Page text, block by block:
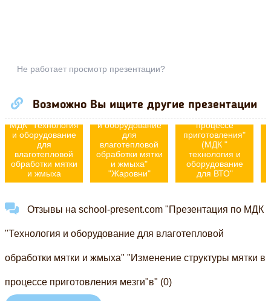
Не работает просмотр презентации?
Возможно Вы ищите другие презентации
Презентация по
МДК "Технология
и оборудование
для
влаготепловой
обработки мятки
и жмыха
Презентация по
МДК "Технология
и оборудование
для
влаготепловой
обработки мятки
и жмыха"
"Жаровни"
теме: "Действия
тепла на мятку в
процессе
приготовления"
(МДК "
технология и
оборудование
для ВТО"
Отзывы на school-present.com "Презентация по МДК
"Технология и оборудование для влаготепловой
обработки мятки и жмыха" "Изменение структуры мятки в
процессе приготовления мезги"в" (0)